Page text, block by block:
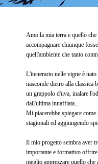
Amo la mia terra e quello
accompagnare chiunque
quell'ambiente che tanto
L'itenerario nelle vigne è
nasconde dietro alla classica
un grappolo d'uva, inalare
dall'ultima innaffiata...
Mi piacerebbe spiegare
stagionali ed aggiungendo
Il mio progetto sembra aver
importante e formativo
meglio apprezzare quello